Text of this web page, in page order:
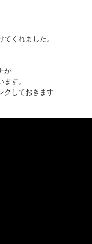
くれました。
が
す。
クしておきます